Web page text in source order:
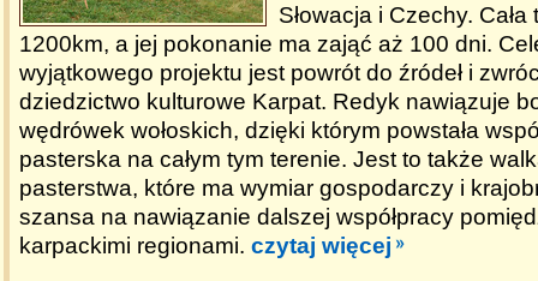
Słowacja i Czechy.
1200km, a jej pokonanie ma zająć aż 100 dni.
wyjątkowego projektu jest powrót do źródeł i
dziedzictwo kulturowe Karpat. Redyk nawiązuje
wędrówek wołoskich, dzięki którym powstała
pasterska na całym tym terenie. Jest to także
pasterstwa, które ma wymiar gospodarczy i
szansa na nawiązanie dalszej współpracy
karpackimi regionami. czytaj więcej